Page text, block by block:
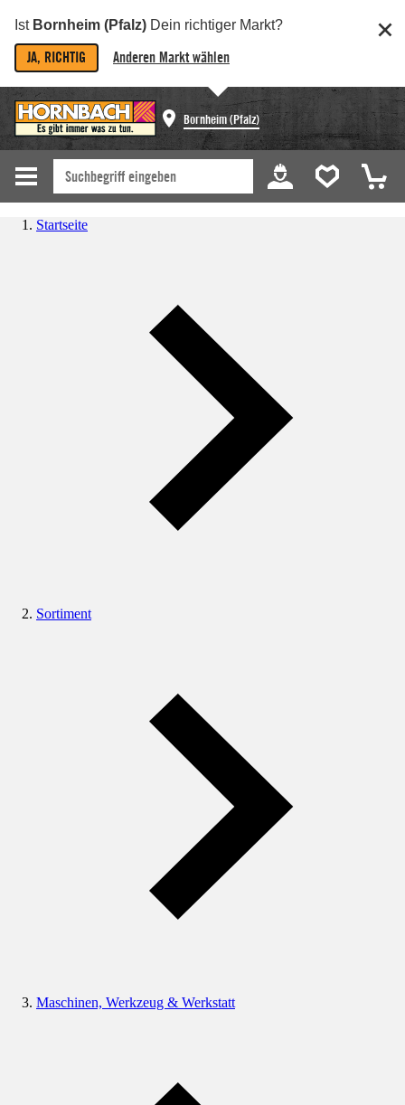
Ist Bornheim (Pfalz) Dein richtiger Markt?
JA, RICHTIG Anderen Markt wählen
Bornheim (Pfalz)
Startseite
Sortiment
Maschinen, Werkzeug & Werkstatt